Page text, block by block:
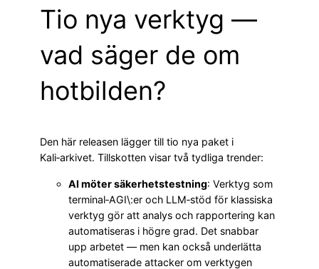
Tio nya verktyg —
vad säger de om
hotbilden?
Den här releasen lägger till tio nya paket i
Kali‑arkivet. Tillskotten visar två tydliga trender:
AI möter säkerhetstestning: Verktyg som
terminal‑AGI\:er och LLM‑stöd för klassiska
verktyg gör att analys och rapportering kan
automatiseras i högre grad. Det snabbar
upp arbetet — men kan också underlätta
automatiserade attacker om verktygen